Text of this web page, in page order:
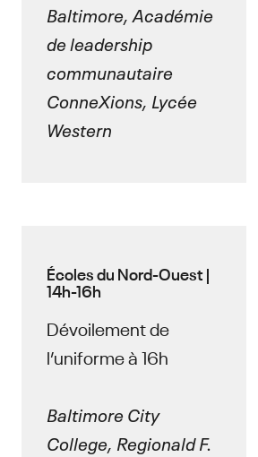
Baltimore, Académie
de leadership
communautaire
ConneXions, Lycée
Western
Écoles du Nord-Ouest |
14h-16h
Dévoilement de
l’uniforme à 16h
Baltimore City
College, Regionald F.